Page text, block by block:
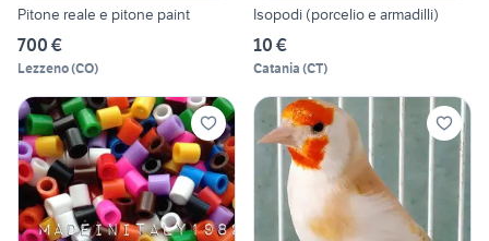
Pitone reale e pitone paint
700 €
Lezzeno(CO)
Isopodi (porcelio e armadilli)
10 €
Catania (CT)